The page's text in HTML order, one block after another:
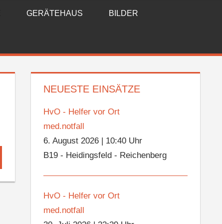
GERÄTEHAUS BILDER
NEUESTE EINSÄTZE
HvO - Helfer vor Ort
med.notfall
6. August 2026
10:40 Uhr
B19 - Heidingsfeld - Reichenberg
HvO - Helfer vor Ort
med.notfall